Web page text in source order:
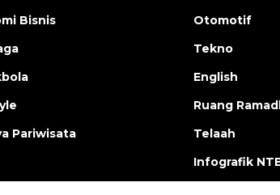
Bisnis
Pariwisata
Otomotif
Tekno
English
Ruang
Telaah
Infografik